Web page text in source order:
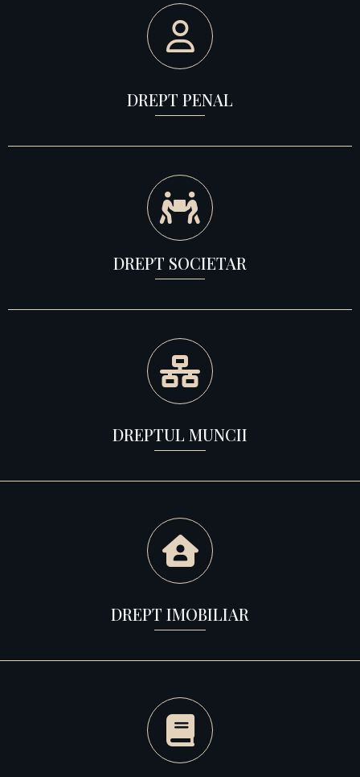
DREPT PENAL
DREPT SOCIETAR
DREPTUL MUNCII
DREPT IMOBILIAR